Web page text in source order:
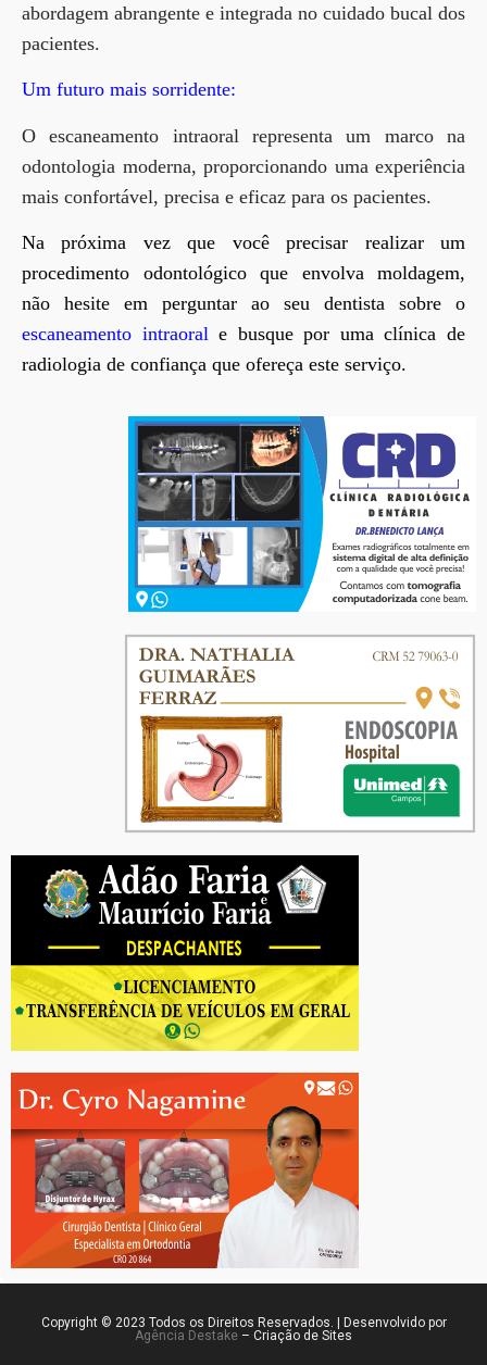
abordagem abrangente e integrada no cuidado bucal dos
pacientes.
Um futuro mais sorridente:
O escaneamento intraoral representa um marco na
odontologia moderna, proporcionando uma experiência
mais confortável, precisa e eficaz para os pacientes.
Na próxima vez que você precisar realizar um
procedimento odontológico que envolva moldagem,
não hesite em perguntar ao seu dentista sobre o
escaneamento intraoral e busque por uma clínica de
radiologia de confiança que ofereça este serviço.
Copyright © 2023 Todos os Direitos Reservados. | Desenvolvido por
Agência Destake – Criação de Sites